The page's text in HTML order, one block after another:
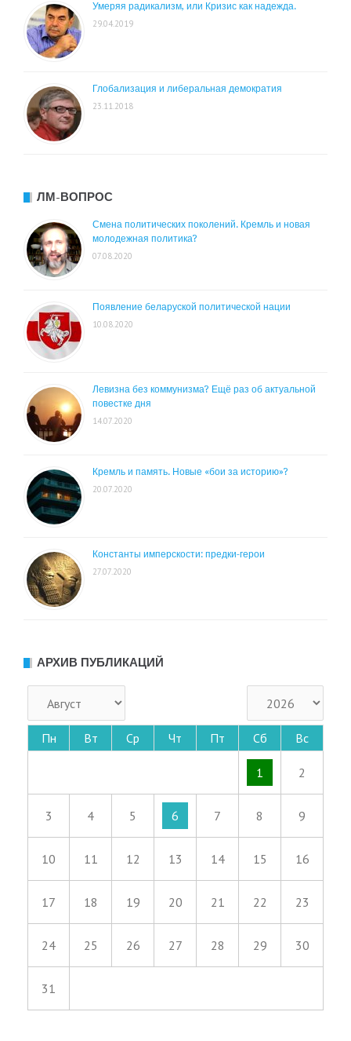
Умеряя радикализм, или Кризис как надежда.
29.04.2019
Глобализация и либеральная демократия
23.11.2018
ЛМ-ВОПРОС
Смена политических поколений. Кремль и новая
молодежная политика?
07.08.2020
Появление беларуской политической нации
10.08.2020
Левизна без коммунизма? Ещё раз об актуальной
повестке дня
14.07.2020
Кремль и память. Новые «бои за историю»?
20.07.2020
Константы имперскости: предки-герои
27.07.2020
АРХИВ ПУБЛИКАЦИЙ
Пн Вт Ср Чт Пт Сб Вс
1 2
3 4 5 6 7 8 9
10 11 12 13 14 15 16
17 18 19 20 21 22 23
24 25 26 27 28 29 30
31